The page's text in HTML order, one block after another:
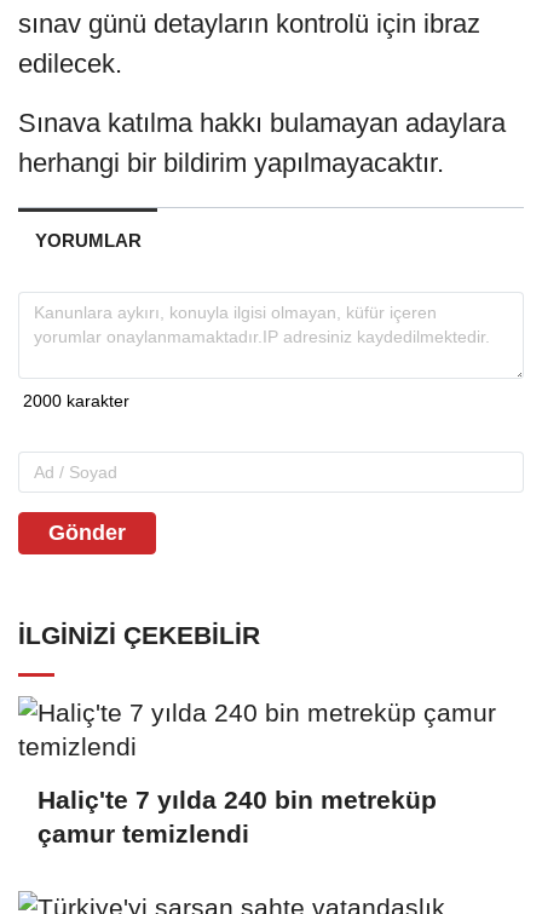
sınav günü detayların kontrolü için ibraz
edilecek.
Sınava katılma hakkı bulamayan adaylara
herhangi bir bildirim yapılmayacaktır.
YORUMLAR
Gönder
İLGINIZI ÇEKEBILIR
Haliç'te 7 yılda 240 bin metreküp
çamur temizlendi